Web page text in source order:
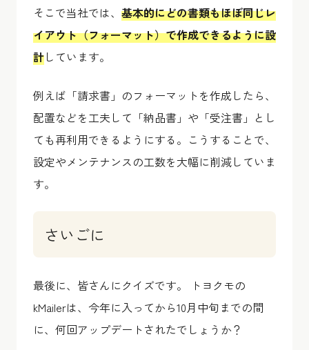
そこで当社では、 基本的にどの書類もほぼ同じレ
イアウト（フォーマット）で作成できるように設
計しています。
例えば「請求書」のフォーマットを作成したら、
配置などを工夫して「納品書」や「受注書」とし
ても再利用できるようにする。こうすることで、
設定やメンテナンスの工数を大幅に削減していま
す。
さいごに
最後に、皆さんにクイズです。 トヨクモの
kMailerは、今年に入ってから10月中旬までの間
に、何回アップデートされたでしょうか？